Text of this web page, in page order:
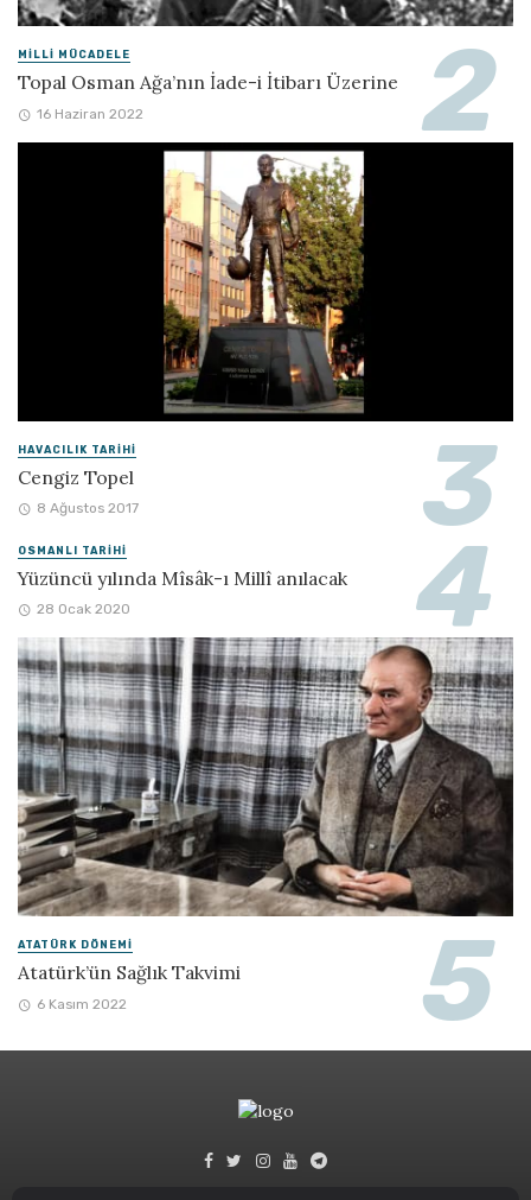
MILLI MÜCADELE
Topal Osman Ağa’nın İade-i İtibarı Üzerine
16 Haziran 2022
HAVACILIK TARIHI
Cengiz Topel
8 Ağustos 2017
OSMANLI TARIHI
Yüzüncü yılında Mîsâk-ı Millî anılacak
28 Ocak 2020
ATATÜRK DÖNEMI
Atatürk’ün Sağlık Takvimi
6 Kasım 2022